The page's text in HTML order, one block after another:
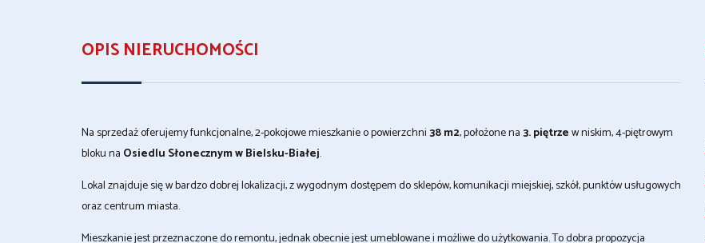
OPIS NIERUCHOMOŚCI
Na sprzedaż oferujemy funkcjonalne, 2-pokojowe mieszkanie o powierzchni38 m2, położone na3. piętrzew niskim, 4-piętrowym
bloku na Osiedlu Słonecznym w Bielsku-Białej.
Lokal znajduje się w bardzo dobrej lokalizacji, z wygodnym dostępem do sklepów, komunikacji miejskiej, szkół, punktów usługowych
oraz centrum miasta.
Mieszkanie jest przeznaczone do remontu, jednak obecnie jest umeblowane i możliwe do użytkowania. To dobra propozycja